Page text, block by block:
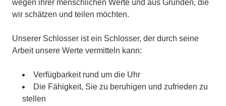
wegen ihrer menschlichen Werte und aus Gründen, die
wir schätzen und teilen möchten.
Unserer Schlosser ist ein Schlosser, der durch seine
Arbeit unsere Werte vermitteln kann:
Verfügbarkeit rund um die Uhr
Die Fähigkeit, Sie zu beruhigen und zufrieden zu
stellen